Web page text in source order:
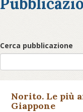
Cerca pubblicazione
Norito. Le più
Giappone